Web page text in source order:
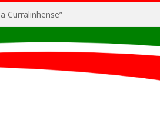
Curralinhense”